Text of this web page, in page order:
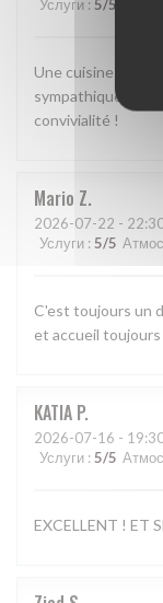
Услуги : 5/5
Une cuisine
sympathique. Il ne
convivialité !
Mario Z
2026-07-22 -
Услуги : 5/5
C'est toujours un
et accueil toujours
KATIA P
2026-07-16 -
Услуги : 5/5
EXCELLENT ! ET